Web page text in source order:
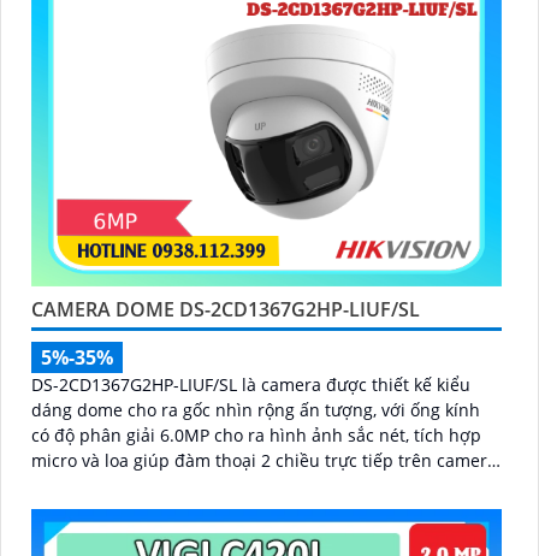
CAMERA DOME DS-2CD1367G2HP-LIUF/SL
5%-35%
DS-2CD1367G2HP-LIUF/SL là camera được thiết kế kiểu
dáng dome cho ra gốc nhìn rộng ấn tượng, với ống kính
có độ phân giải 6.0MP cho ra hình ảnh sắc nét, tích hợp
micro và loa giúp đàm thoại 2 chiều trực tiếp trên camera,